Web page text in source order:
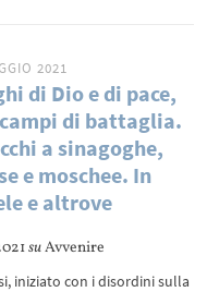
2021
di Dio e di pace,
di battaglia.
a sinagoghe,
e moschee. In
e altrove
suAvvenire
iniziato con i disordini sulla